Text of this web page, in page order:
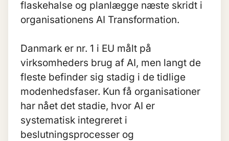
flaskehalse og planlægge næste skridt i
organisationens AI Transformation.
Danmark er nr. 1 i EU målt på
virksomheders brug af AI, men langt de
fleste befinder sig stadig i de tidlige
modenhedsfaser. Kun få organisationer
har nået det stadie, hvor AI er
systematisk integreret i
beslutningsprocesser og